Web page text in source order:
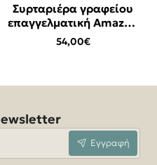
Bestseller
Συρταριέρα γραφείου
επαγγελματική Amazon
pakoworld τροχήλατη
χρώμα sonoma
54,00€
Εγγραφή